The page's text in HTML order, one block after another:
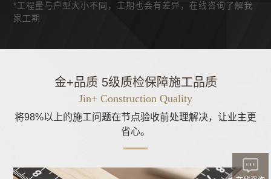
*工程量与户型大小不同，工期也会有差异，在线咨询了解我
家工期
金+品质 5级质检保障施工品质
Jin+ Construction Quality
将98%以上的施工问题在节点验收前处理解决，让业主更
省心。